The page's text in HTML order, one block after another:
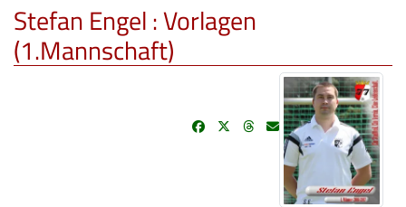
Stefan Engel : Vorlagen
(1.Mannschaft)